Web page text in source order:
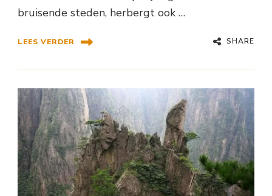
bruisende steden, herbergt ook …
LEES VERDER SHARE